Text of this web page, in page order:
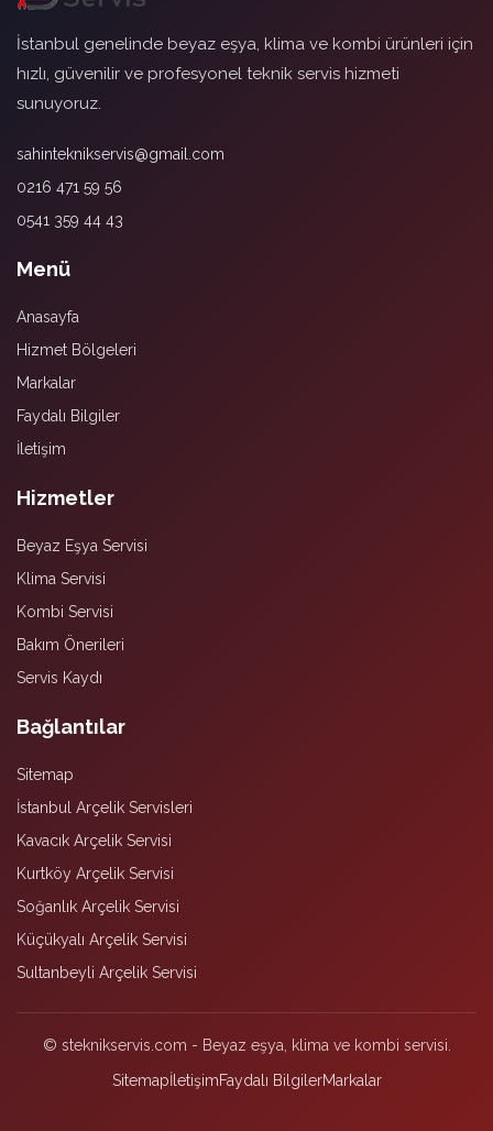
İstanbul genelinde beyaz eşya, klima ve kombi ürünleri için
hızlı, güvenilir ve profesyonel teknik servis hizmeti
sunuyoruz.
sahinteknikservis@gmail.com
0216 471 59 56
0541 359 44 43
Menü
Anasayfa
Hizmet Bölgeleri
Markalar
Faydalı Bilgiler
İletişim
Hizmetler
Beyaz Eşya Servisi
Klima Servisi
Kombi Servisi
Bakım Önerileri
Servis Kaydı
Bağlantılar
Sitemap
İstanbul Arçelik Servisleri
Kavacık Arçelik Servisi
Kurtköy Arçelik Servisi
Soğanlık Arçelik Servisi
Küçükyalı Arçelik Servisi
Sultanbeyli Arçelik Servisi
© steknikservis.com - Beyaz eşya, klima ve kombi servisi.
SitemapİletişimFaydalı BilgilerMarkalar